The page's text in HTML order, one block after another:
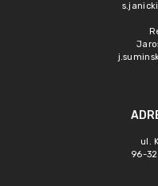
ul.
96-